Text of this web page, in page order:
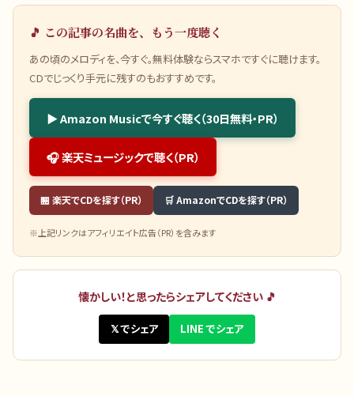
🎵 この記事の名曲を、もう一度聴く
あの頃のメロディを、今すぐ。無料体験ならスマホですぐに聴けます。
CDでじっくり手元に残すのもおすすめです。
▶ Amazon Musicで今すぐ聴く（30日無料・PR）
🎧 楽天ミュージックで聴く（PR）
🏪 楽天でCDを探す（PR） 🛒 AmazonでCDを探す（PR）
※上記リンクはアフィリエイト広告（PR）を含みます
懐かしい！と思ったらシェアしてください 🎵
𝕏 でシェア LINE でシェア